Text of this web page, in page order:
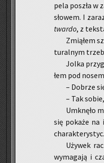
pe­la po­szła w
sło­wem. I
twar­do, z
Zmią­łem
tu­ral­nym
Jolka
łem pod
– Do­brze
– Tak
Umknę­ło
się po­ka­że na
Uży­wek
wy­ma­ga­ją i